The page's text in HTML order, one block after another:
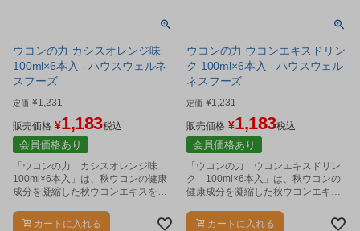
ウコンの力 カシスオレンジ味
100ml×6本入 - ハウスウェルネ
スフーズ
定価 ¥1,231
販売価格 ¥1,183税込
会員価格あり
「ウコンの力 カシスオレンジ味
100ml×6本入」は、秋ウコンの健康
成分を凝縮した秋ウコンエキスを配
カートに入れる
ウコンの力 ウコンエキスドリン
ク 100ml×6本入 - ハウスウェル
ネスフーズ
定価 ¥1,231
販売価格 ¥1,183税込
会員価格あり
「ウコンの力 ウコンエキスドリン
ク 100ml×6本入」は、秋ウコンの
健康成分を凝縮した秋ウコンエキス
カートに入れる